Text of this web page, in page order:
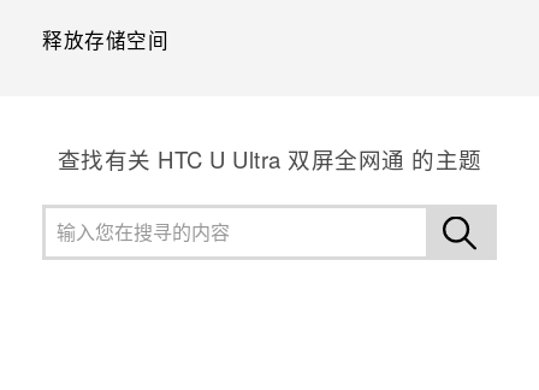
释放存储空间
查找有关 HTC U Ultra 双屏全网通 的主题